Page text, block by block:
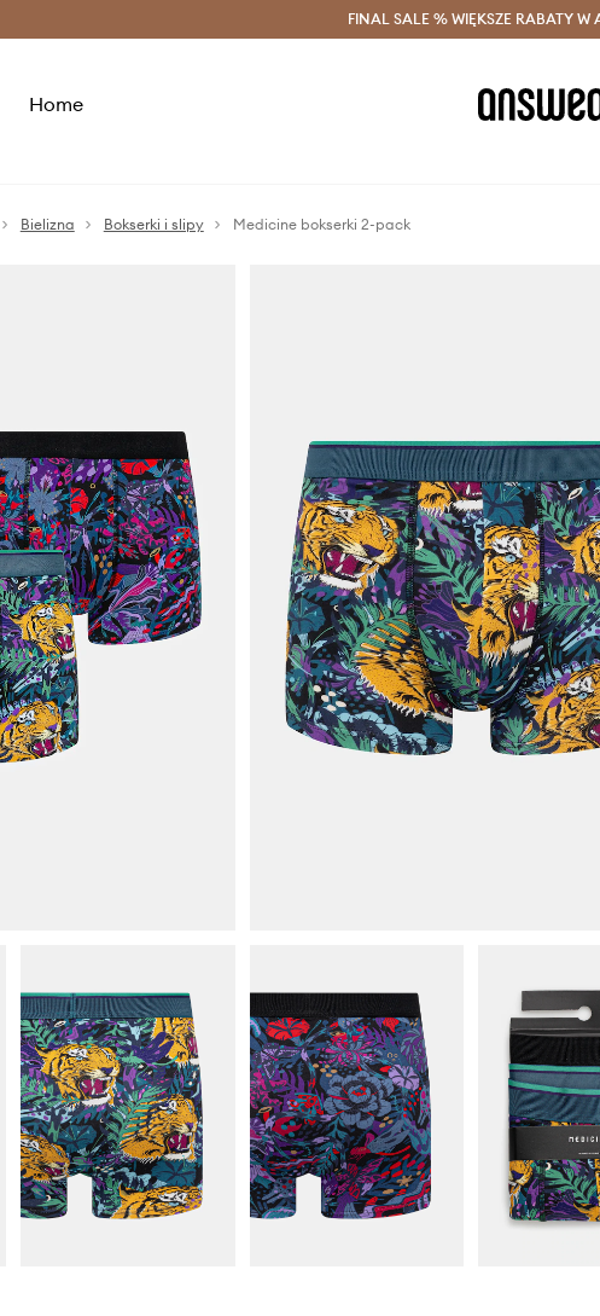
Oszczędzaj z Answear Club >
FINAL SALE % WIĘKSZE RABATY W
Home
Bielizna Bokserki i slipy Medicine bokserki 2-pack